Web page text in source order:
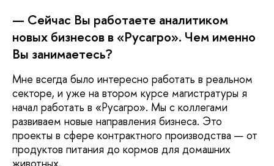
— Сейчас Вы работаете аналитиком
новых бизнесов в «Русагро». Чем именно
Вы занимаетесь?
Мне всегда было интересно работать в реальном
секторе, и уже на втором курсе магистратуры я
начал работать в «Русагро». Мы с коллегами
развиваем новые направления бизнеса. Это
проекты в сфере контрактного производства — от
продуктов питания до кормов для домашних
животных.